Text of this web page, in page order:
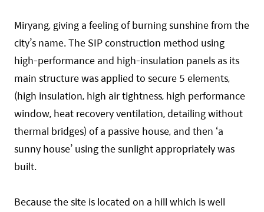
Miryang, giving a feeling of burning sunshine from the
city’s name. The SIP construction method using
high-performance and high-insulation panels as its
main structure was applied to secure 5 elements,
(high insulation, high air tightness, high performance
window, heat recovery ventilation, detailing without
thermal bridges) of a passive house, and then ‘a
sunny house’ using the sunlight appropriately was
built.
Because the site is located on a hill which is well